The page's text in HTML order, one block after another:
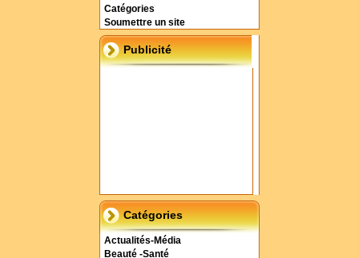
Catégories
Soumettre un site
Publicité
Catégories
Actualités-Média
Beauté -Santé